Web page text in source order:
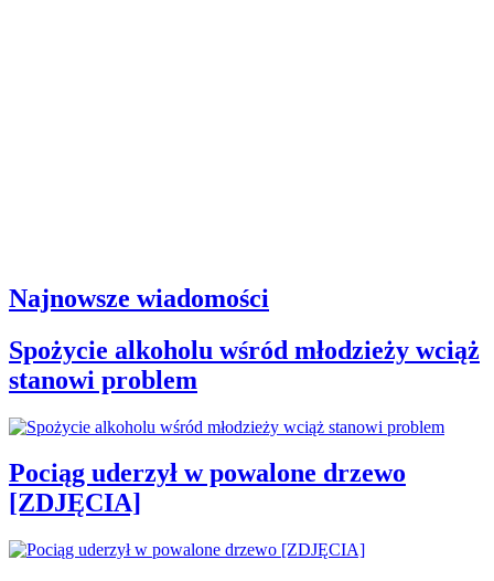
Najnowsze wiadomości
Spożycie alkoholu wśród młodzieży wciąż
stanowi problem
Pociąg uderzył w powalone drzewo
[ZDJĘCIA]